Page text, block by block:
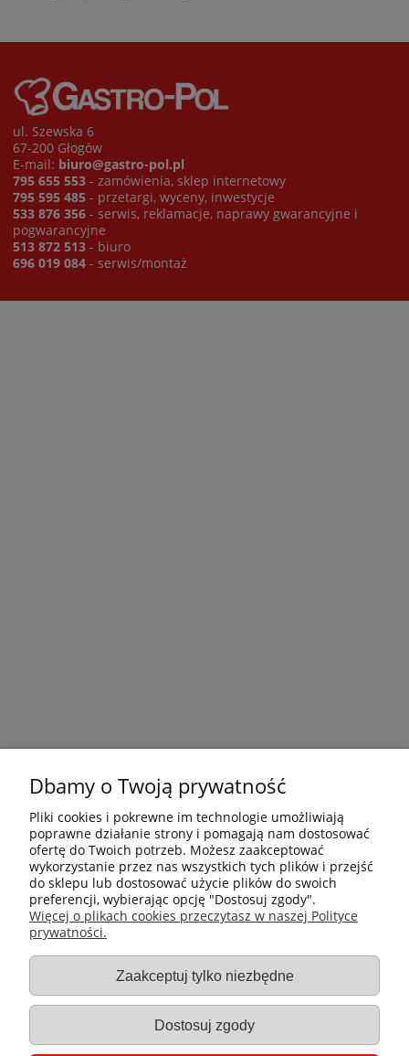
ul. Szewska 6
67-200 Głogów
E-mail: biuro@gastro-pol.pl
795 655 553 - zamówienia, sklep internetowy
795 595 485 - przetargi, wyceny, inwestycje
533 876 356 - serwis, reklamacje, naprawy gwarancyjne i
pogwarancyjne
513 872 513 - biuro
696 019 084 - serwis/montaż
Płatności i dostawa
Gastro-Pol
Moje konto
Dbamy o Twoją prywatność
Pliki cookies i pokrewne im technologie umożliwiają
poprawne działanie strony i pomagają nam dostosować
ofertę do Twoich potrzeb. Możesz zaakceptować
wykorzystanie przez nas wszystkich tych plików i przejść
do sklepu lub dostosować użycie plików do swoich
preferencji, wybierając opcję "Dostosuj zgody".
Więcej o plikach cookies przeczytasz w naszej Polityce
prywatności.
Zaakceptuj tylko niezbędne
Dostosuj zgody